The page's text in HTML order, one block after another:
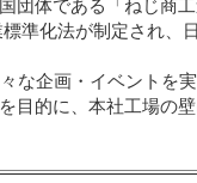
団体である「ねじ商
準化法が制定され、
な企画・イベントを
目的に、本社工場の